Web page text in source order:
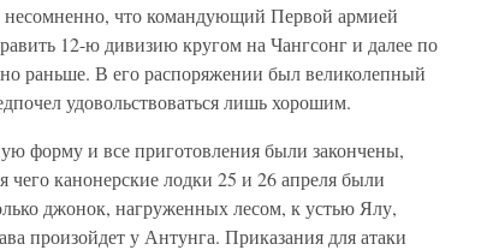
несомненно, что командующий Первой армией
12-ю дивизию кругом на Чангсонг и далее по
раньше. В его распоряжении был великолепный
удовольствоваться лишь хорошим.
форму и все приготовления были закончены,
канонерские лодки 25 и 26 апреля были
джонок, нагруженных лесом, к устью Ялу,
произойдет у Антунга. Приказания для атаки